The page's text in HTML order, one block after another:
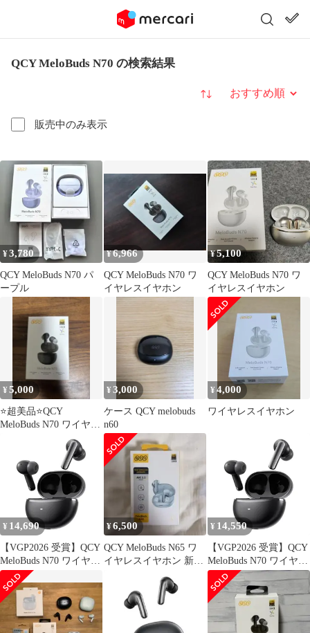
QCY MeloBuds N70 の検索結果
販売中のみ表示
並び替え
¥3,780
QCY MeloBuds N70 パ
ープル
¥6,966
QCY MeloBuds N70 ワ
イヤレスイヤホン
¥5,100
QCY MeloBuds N70 ワ
イヤレスイヤホン
¥5,000
⭐️超美品⭐️QCY
MeloBuds N70 ワイヤレ
スイヤホン お値下げ
¥3,000
ケース QCY melobuds
n60
¥4,000
ワイヤレスイヤホン
¥ 14,690
【VGP2026 受賞】QCY
MeloBuds N70 ワイヤレ
スイヤホン ノイズキャ
ンセリング
MEMS+10mmダイナミ
ックドライバー ハイレ
ゾ LDAC対応イヤフォ
¥6,500
QCY MeloBuds N65 ワ
イヤレスイヤホン 新品
¥ 14,550
【VGP2026 受賞】QCY
MeloBuds N70 ワイヤレ
スイヤホン ノイズキャ
ンセリング
MEMS+10mmダイナミ
ックドライバー ハイレ
ゾ LDAC対応イヤフォ